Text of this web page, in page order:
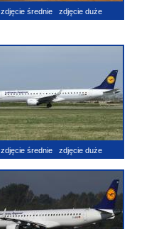
zdjęcie średnie zdjęcie duże
zdjęcie średnie zdjęcie duże